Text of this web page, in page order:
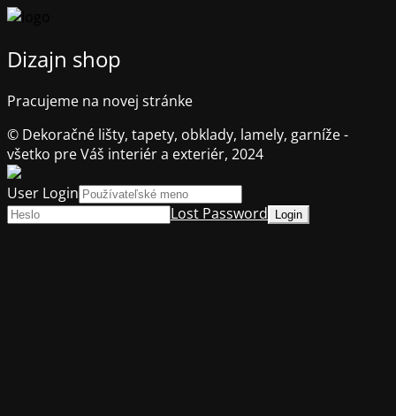
Dizajn shop
Pracujeme na novej stránke
© Dekoračné lišty, tapety, obklady, lamely, garníže -
všetko pre Váš interiér a exteriér, 2024
User Login
Lost Password